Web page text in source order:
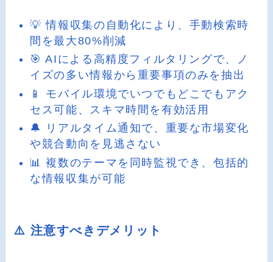
💡 情報収集の自動化により、手動検索時
間を最大80%削減
🎯 AIによる高精度フィルタリングで、ノ
イズの多い情報から重要事項のみを抽出
📱 モバイル環境でいつでもどこでもアク
セス可能、スキマ時間を有効活用
🔔 リアルタイム通知で、重要な市場変化
や競合動向を見逃さない
📊 複数のテーマを同時監視でき、包括的
な情報収集が可能
⚠️ 注意すべきデメリット